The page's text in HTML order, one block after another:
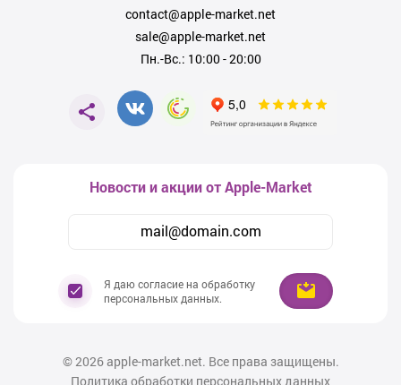
звучание, широкая сцена и детальная детализация. Беспроводные
модели предлагают вам свободу движения, благодаря долгому
времени работы от аккумулятора.
Причины купить наушники Sony в Москве
Высокое качество звука.
Современный дизайн.
Удобство использования.
Позвольте себе ощутить всю глубину и богатство звука с наушниками
Если у вас есть вопросы или нужна дополнительная информация о
contact@apple-market.net
sale@apple-market.net
Пн.-Вс.: 10:00 - 20:00
Новости и акции от Apple-Market
Я даю согласие на обработку
персональных данных.
© 2026apple-market.net. Все права защищены.
Политика обработки персональных данных